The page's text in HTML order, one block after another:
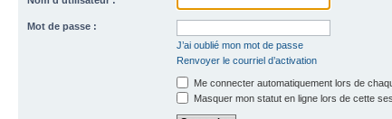
Mot de passe :
J’ai oublié mon mot de passe
Renvoyer le courriel d’activation
Me connecter automatiquement lors de
Masquer mon statut en ligne lors de cette